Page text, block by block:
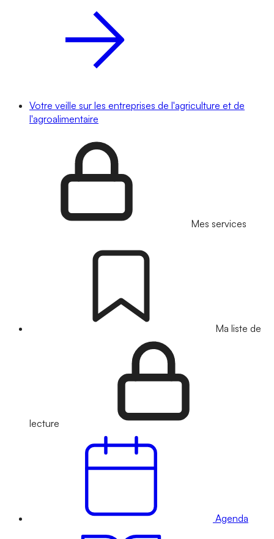
Votre veille sur les entreprises de l'agriculture et de
l'agroalimentaire
Mes services
Ma liste de
lecture
Agenda